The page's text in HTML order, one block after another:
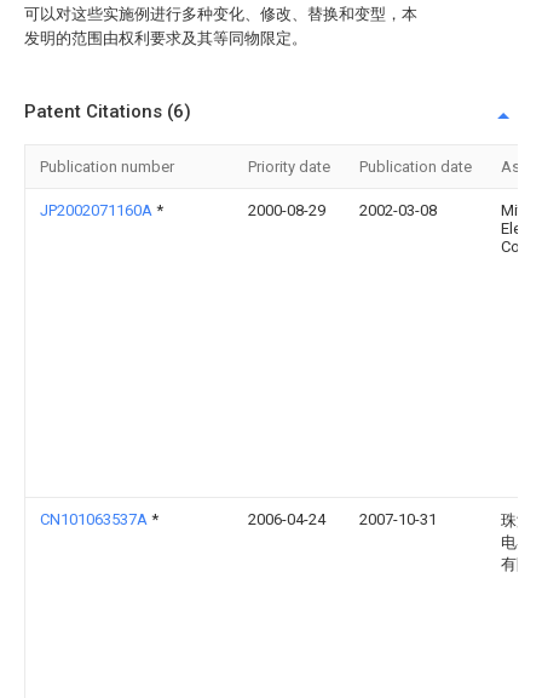
可以对这些实施例进行多种变化、修改、替换和变型，本
发明的范围由权利要求及其等同物限定。
Patent Citations (6)
Publication number Priority date Publication date
JP2002071160A * 2000-08-29 2002-03-08
Corp
CN101063537A * 2006-04-24 2007-10-31
珠海
电器
有限